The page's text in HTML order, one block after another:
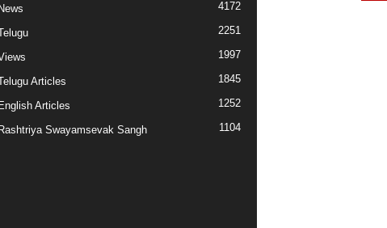
News 4172
2251
1997
Articles 1845
English Articles 1252
Rashtriya Swayamsevak Sangh 1104